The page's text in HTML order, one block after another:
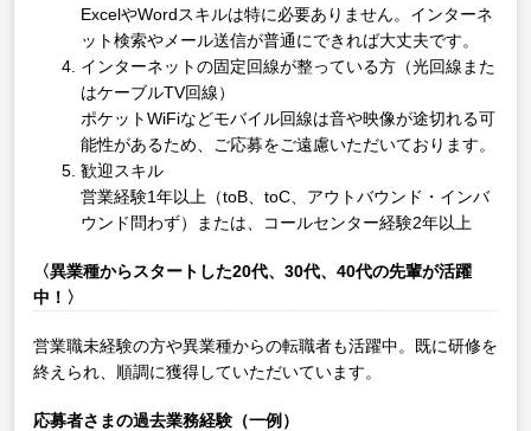
ExcelやWordスキルは特に必要ありません。インターネ
ット検索やメール送信が普通にできれば大丈夫です。
インターネットの固定回線が整っている方（光回線また
はケーブルTV回線）
ポケットWiFiなどモバイル回線は音や映像が途切れる可
能性があるため、ご応募をご遠慮いただいております。
歓迎スキル
営業経験1年以上（toB、toC、アウトバウンド・インバ
ウンド問わず）または、コールセンター経験2年以上
〈異業種からスタートした20代、30代、40代の先輩が活躍
中！〉
営業職未経験の方や異業種からの転職者も活躍中。既に研修を
終えられ、順調に獲得していただいています。
応募者さまの過去業務経験（一例）